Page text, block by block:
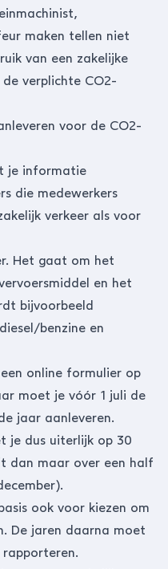
maken tellen niet
van een zakelijke
verplichte CO2-
voor de CO2-
je informatie
die medewerkers
verkeer als voor
Het gaat om het
en het
bijvoorbeeld
benzine en
online formulier op
moet je vóór 1 juli de
jaar aanleveren.
je dus uiterlijk op 30
dan maar over een half
ook voor kiezen om
De jaren daarna moet